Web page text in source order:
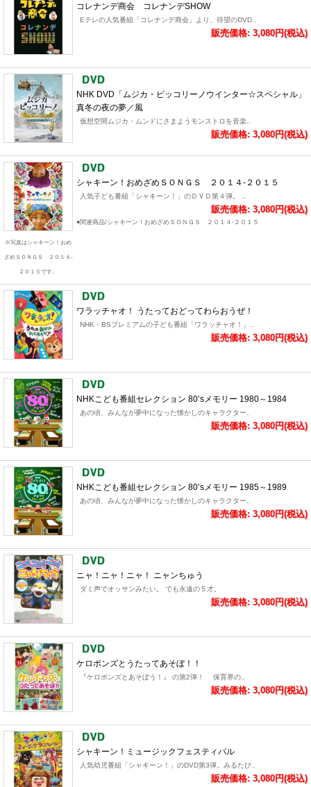
コレナンデ商会 コレナンデSHOW
Eテレの人気番組「コレナンデ商会」より、待望のDVD..
販売価格: 3,080円(税込)
NHK DVD「ムジカ・ピッコリーノウインター☆スペシャル」
真冬の夜の夢／風
仮想空間ムジカ・ムンドにさまようモンストロを音楽..
販売価格: 3,080円(税込)
※写真はシャキーン！おめ
ざめＳＯＮＧＳ ２０１４-
２０１５です。
シャキーン！おめざめＳＯＮＧＳ ２０１４-２０１５
人気子ども番組「シャキーン！」のＤＶＤ第４弾。 ..
販売価格: 3,080円(税込)
●関連商品/シャキーン！おめざめＳＯＮＧＳ ２０１４-２０１５
ワラッチャオ！ うたっておどってわらおうぜ！
NHK・BSプレミアムの子ども番組「ワラッチャオ！」..
販売価格: 3,080円(税込)
NHKこども番組セレクション 80’sメモリー 1980～1984
あの頃、みんなが夢中になった懐かしのキャラクター..
販売価格: 3,080円(税込)
NHKこども番組セレクション 80’sメモリー 1985～1989
あの頃、みんなが夢中になった懐かしのキャラクター..
販売価格: 3,080円(税込)
ニャ！ニャ！ニャ！ ニャンちゅう
ダミ声でオッサンみたい。 でも永遠の５才。
販売価格: 3,080円(税込)
ケロポンズとうたってあそぼ！！
『ケロポンズとあそぼう！』 の第2弾！ 保育界の..
販売価格: 3,080円(税込)
シャキーン！ミュージックフェスティバル
人気幼児番組「シャキーン！」のDVD第3弾。みるたび..
販売価格: 3,080円(税込)